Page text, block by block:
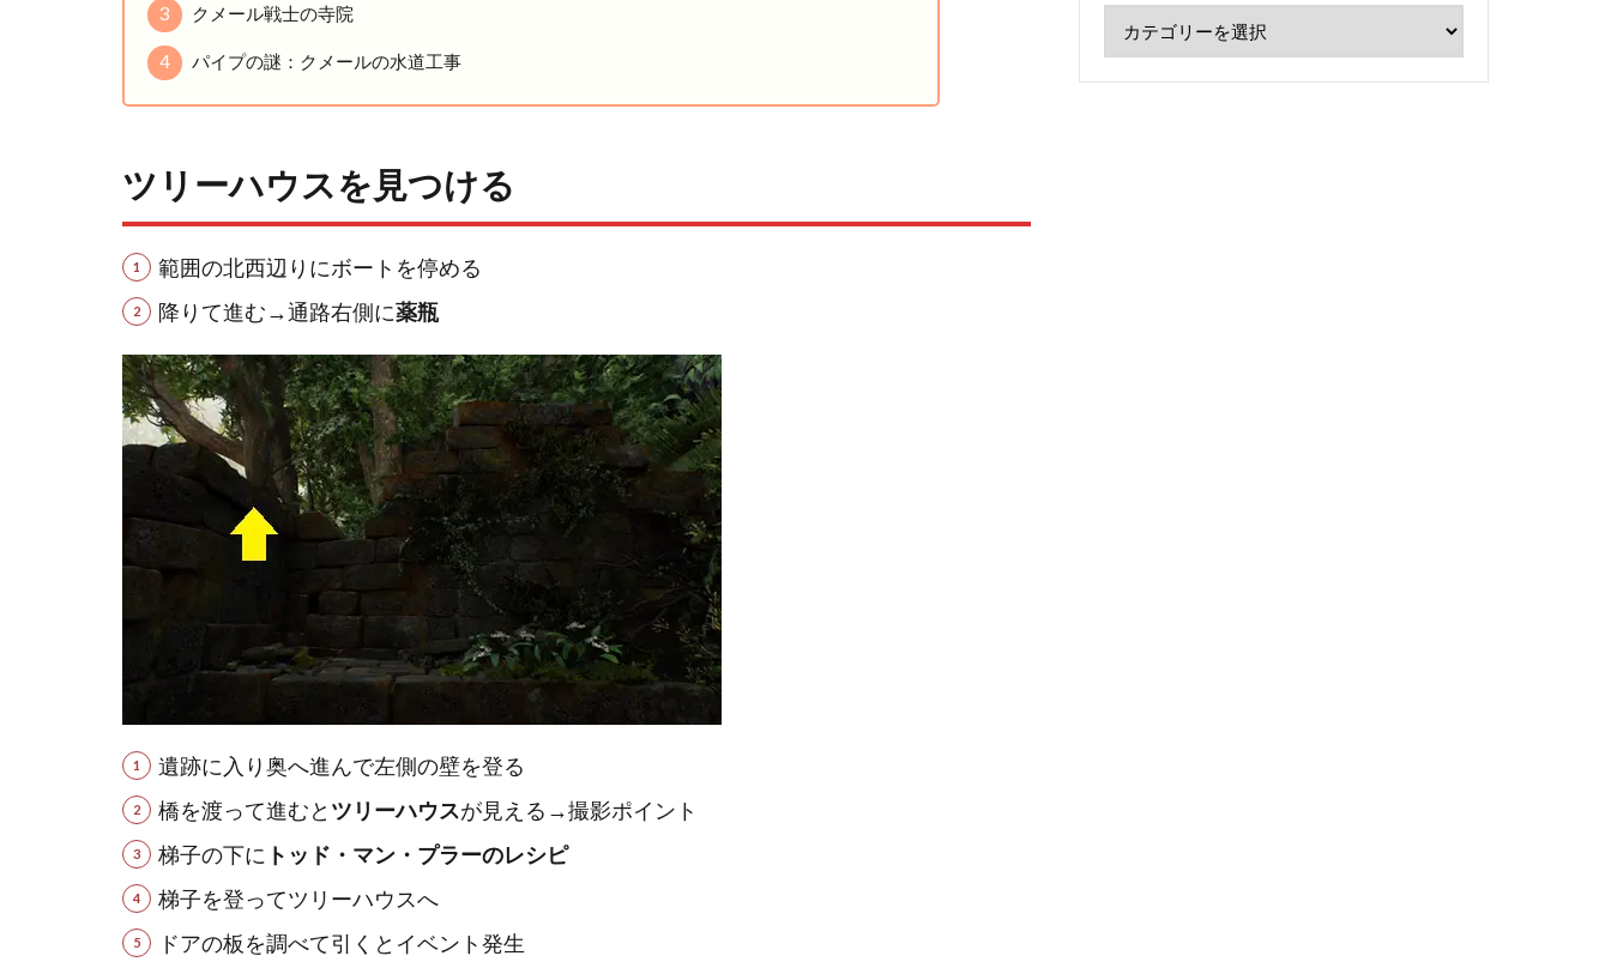
3 クメール戦士の寺院
4 パイプの謎：クメールの水道工事
ツリーハウスを見つける
範囲の北西辺りにボートを停める
降りて進む→通路右側に薬瓶
遺跡に入り奥へ進んで左側の壁を登る
橋を渡って進むと ツリーハウスが見える→撮影ポイント
梯子の下に トッド・マン・プラーのレシピ
梯子を登ってツリーハウスへ
ドアの板を調べて引くとイベント発生